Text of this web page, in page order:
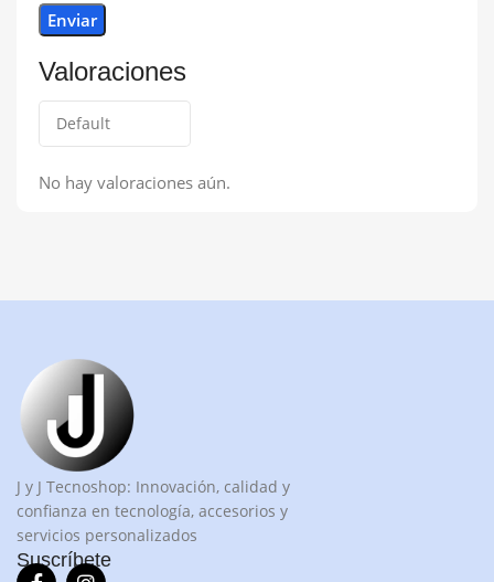
Valoraciones
No hay valoraciones aún.
J y J Tecnoshop: Innovación, calidad y
confianza en tecnología, accesorios y
servicios personalizados
Suscríbete